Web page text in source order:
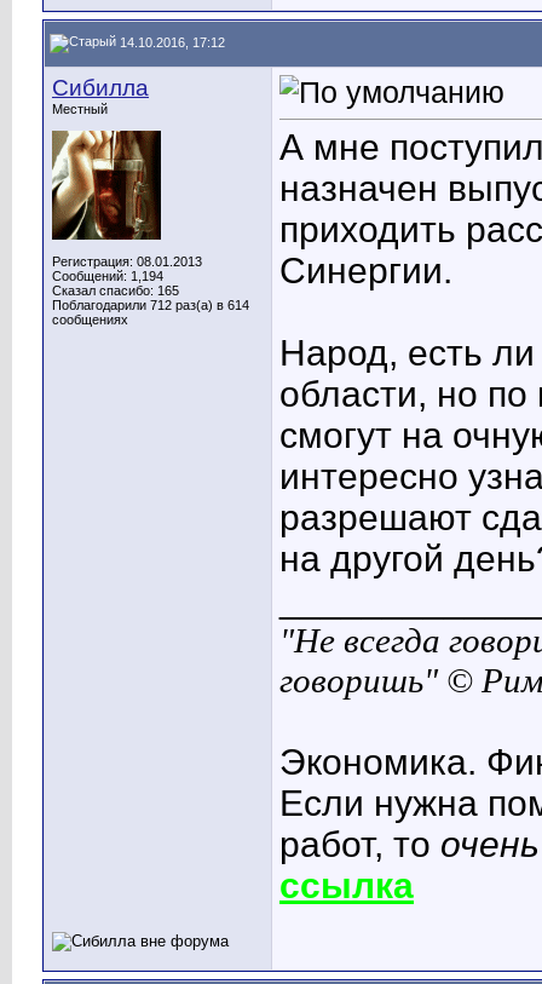
14.10.2016, 17:12
Сибилла
Местный
Регистрация: 08.01.2013
Сообщений: 1,194
Сказал спасибо: 165
Поблагодарили 712 раз(а) в 614
сообщениях
А мне
назначен
приходить
Синергии.
Народ, есть
области, но по
смогут на
интересно
разрешают
на другой
"Не всегда
говоришь" ©
Экономика.
Если нужна
работ, то
ссылка